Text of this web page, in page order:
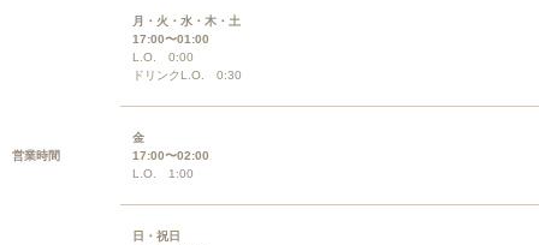
営業時間
月・火・水・木・土
17:00〜01:00
L.O. 0:00
ドリンクL.O. 0:30
金
17:00〜02:00
L.O. 1:00
日・祝日